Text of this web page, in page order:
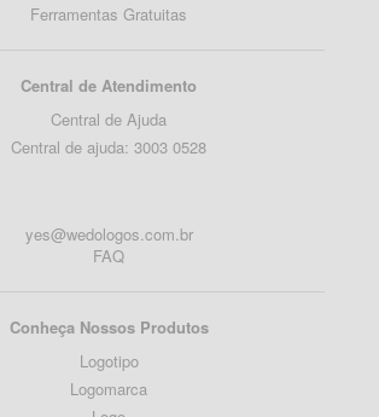
Ferramentas Gratuitas
Central de Atendimento
Central de Ajuda
Central de ajuda: 3003 0528
yes@wedologos.com.br
FAQ
Conheça Nossos Produtos
Logotipo
Logomarca